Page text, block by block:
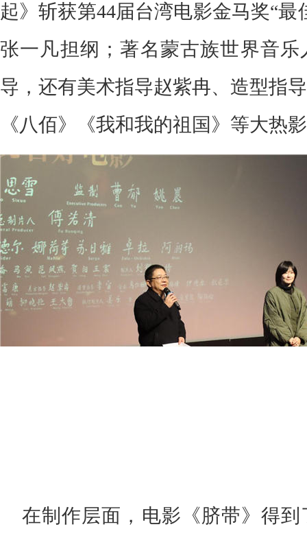
起》斩获第44届台湾电影金马奖“最
张一凡担纲；著名蒙古族世界音
导，还有美术指导赵紫冉、造型指
《八佰》《我和我的祖国》等大热
在制作层面，电影《脐带》得